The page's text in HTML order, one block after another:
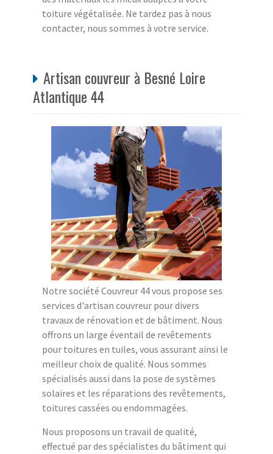
toiture végétalisée. Ne tardez pas à nous
contacter, nous sommes à votre service.
Artisan couvreur à Besné Loire
Atlantique 44
Notre société Couvreur 44 vous propose ses
services d'artisan couvreur pour divers
travaux de rénovation et de bâtiment. Nous
offrons un large éventail de revêtements
pour toitures en tuiles, vous assurant ainsi le
meilleur choix de qualité. Nous sommes
spécialisés aussi dans la pose de systèmes
solaires et les réparations des revêtements,
toitures cassées ou endommagées.
Nous proposons un travail de qualité,
effectué par des spécialistes du bâtiment qui